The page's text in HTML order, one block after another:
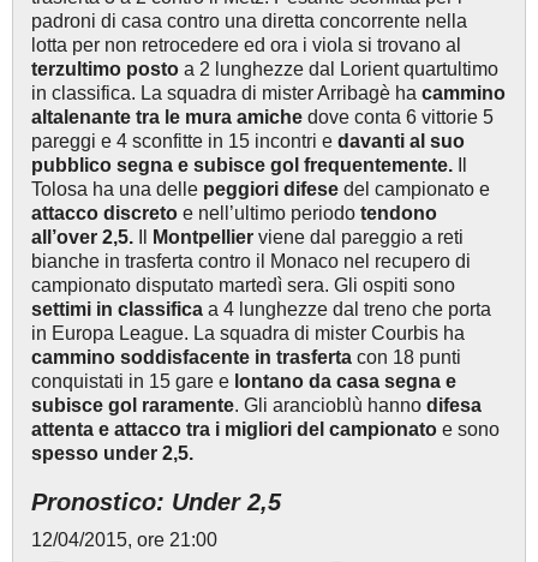
padroni di casa contro una diretta concorrente nella
lotta per non retrocedere ed ora i viola si trovano al
terzultimo posto a 2 lunghezze dal Lorient quartultimo
in classifica. La squadra di mister Arribagè ha cammino
altalenante tra le mura amiche dove conta 6 vittorie 5
pareggi e 4 sconfitte in 15 incontri e davanti al suo
pubblico segna e subisce gol frequentemente.
Tolosa ha una delle peggiori difese del campionato e
attacco discreto e nell’ultimo periodo tendono
all’over 2,5.
Montpellier viene dal pareggio a reti
bianche in trasferta contro il Monaco nel recupero di
campionato disputato martedì sera. Gli ospiti sono
settimi in classifica a 4 lunghezze dal treno che porta
in Europa League. La squadra di mister Courbis ha
cammino soddisfacente in trasferta con 18 punti
conquistati in 15 gare e lontano da casa segna e
subisce gol raramente. Gli arancioblù hanno difesa
attenta e attacco tra i migliori del campionato e sono
spesso under 2,5.
Pronostico: Under 2,5
12/04/2015, ore 21:00